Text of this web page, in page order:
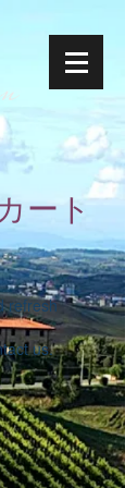
ート
refresh
us.